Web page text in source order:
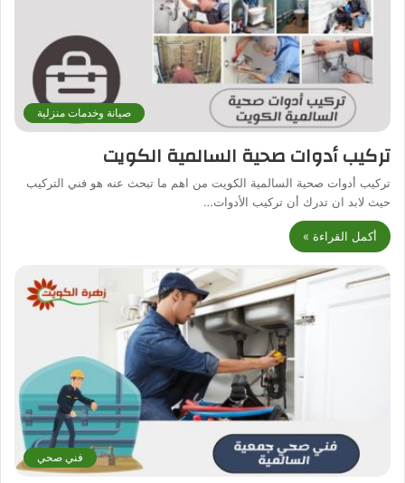
صيانة وخدمات منزلية
تركيب أدوات صحية السالمية الكويت
تركيب أدوات صحية السالمية الكويت من اهم ما تبحث عنه هو فني التركيب
حيث لابد ان تدرك أن تركيب الأدوات…
أكمل القراءة »
فني صحي